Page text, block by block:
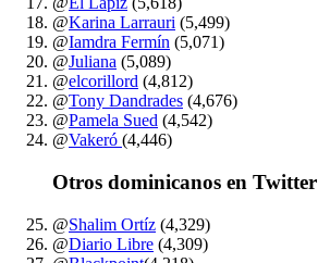
@Karina Larrauri (5,499)
@Iamdra Fermín (5,071)
@Juliana (5,089)
@elcorillord (4,812)
@Tony Dandrades (4,676)
@Pamela Sued (4,542)
@Vakeró (4,446)
Otros dominicanos en Twitter
@Shalim Ortíz (4,329)
@Diario Libre (4,309)